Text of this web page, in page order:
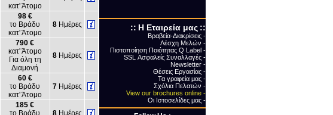
κατ' Άτομο
98 €
το Βράδυ
κατ' Άτομο
8Ημέρες
790 €
κατ' Άτομο
Για όλη τη
Διαμονή
8Ημέρες
60 €
το Βράδυ
κατ' Άτομο
7Ημέρες
185 €
το Βράδυ
8Ημέρες
:: Η Εταιρεία μας ::
Βραβεία-Διακρίσεις -
Λέσχη Μελών -
Πιστοποίηση Ποιότητας Q Label -
SSL Ασφαλείς Συναλλαγές -
Newsletter -
Θέσεις Εργασίας -
Τα γραφεία μας -
Σχόλια Πελατών -
View our brochures online -
Οι Ιστοσελίδες μας -